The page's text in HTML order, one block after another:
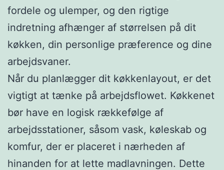
fordele og ulemper, og den rigtige
indretning afhænger af størrelsen på dit
køkken, din personlige præference og dine
arbejdsvaner.
Når du planlægger dit køkkenlayout, er det
vigtigt at tænke på arbejdsflowet. Køkkenet
bør have en logisk rækkefølge af
arbejdsstationer, såsom vask, køleskab og
komfur, der er placeret i nærheden af
hinanden for at lette madlavningen. Dette